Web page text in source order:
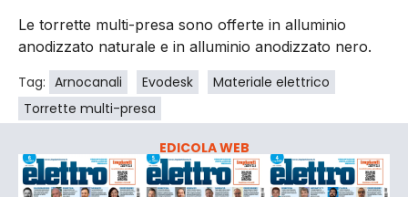
Le torrette multi-presa sono offerte in alluminio
anodizzato naturale e in alluminio anodizzato nero.
Tag: Arnocanali Evodesk
Materiale elettrico
Torrette multi-presa
EDICOLA WEB